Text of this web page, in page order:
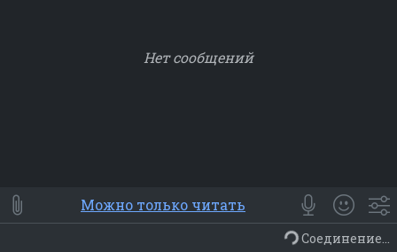
Нет сообщений
⭐ Мои Smile
😀 Emoji
Смайлики
Люди Животные Еда Объекты
Можно только читать
Соединение...